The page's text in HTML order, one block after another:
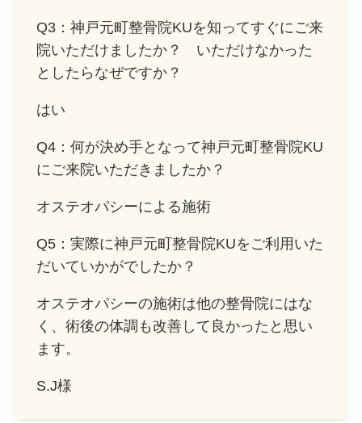
Q3：神戸元町整骨院KUを知ってすぐにご来
院いただけましたか？ いただけなかった
としたらなぜですか？
はい
Q4：何が決め手となって神戸元町整骨院KU
にご来院いただきましたか？
オステオパシーによる施術
Q5：実際に神戸元町整骨院KUをご利用いた
だいていかがでしたか？
オステオパシーの施術は他の整骨院にはな
く、術後の体調も改善して良かったと思い
ます。
S.J様